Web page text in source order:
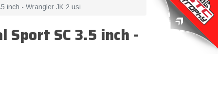
inch - Wrangler JK 2 usi
Sport SC 3.5 inch -